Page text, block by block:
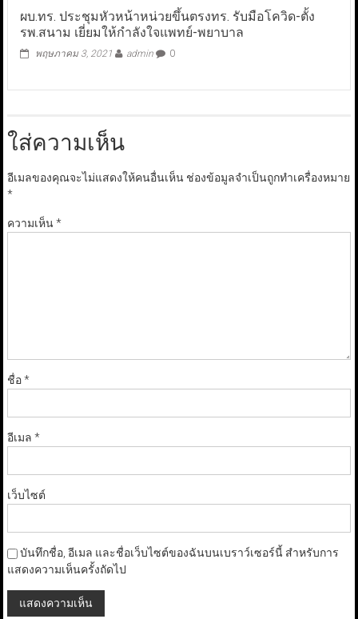
ผบ.ทร. ประชุมหัวหน้าหน่วยขึ้นตรงทร. รับมือโควิด-ตั้ง
รพ.สนาม เยี่ยมให้กำลังใจแพทย์-พยาบาล
พฤษภาคม 3, 2021 admin 0
ใส่ความเห็น
อีเมลของคุณจะไม่แสดงให้คนอื่นเห็น ช่องข้อมูลจำเป็นถูกทำเครื่องหมาย
*
ความเห็น*
ชื่อ*
อีเมล *
เว็บไซต์
บันทึกชื่อ, อีเมล และชื่อเว็บไซต์ของฉันบนเบราว์เซอร์นี้ สำหรับการ
แสดงความเห็นครั้งถัดไป